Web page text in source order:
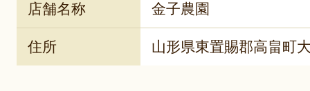
店舗名称 金子農園
住所 山形県東置賜郡高畠町